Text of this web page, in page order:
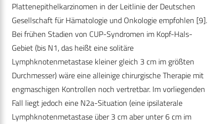
Plattenepithelkarzinomen in der Leitlinie der Deutschen
Gesellschaft für Hämatologie und Onkologie empfohlen [9].
Bei frühen Stadien von CUP-Syndromen im Kopf-Hals-
Gebiet (bis N1, das heißt eine solitäre
Lymphknotenmetastase kleiner gleich 3 cm im größten
Durchmesser) wäre eine alleinige chirurgische Therapie mit
engmaschigen Kontrollen noch vertretbar. Im vorliegenden
Fall liegt jedoch eine N2a-Situation (eine ipsilaterale
Lymphknotenmetastase über 3 cm aber unter 6 cm im